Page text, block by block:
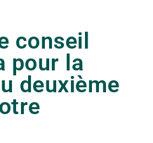
conseil
pour la
deuxième